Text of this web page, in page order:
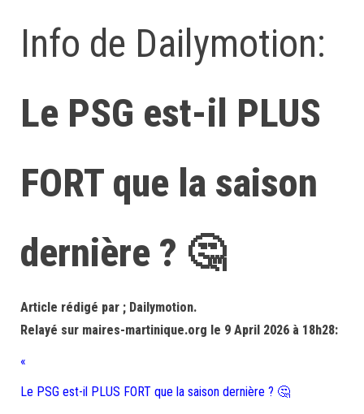
Info de Dailymotion:
Le PSG est-il PLUS
FORT que la saison
dernière ? 🤔
Article rédigé par ; Dailymotion.
Relayé sur maires-martinique.org le 9 April 2026 à 18h28:
«
Le PSG est-il PLUS FORT que la saison dernière ? 🤔